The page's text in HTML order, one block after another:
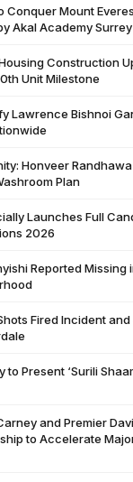
Conquer Mount
Akal Academy Surrey
Construction
Unit Milestone
Lawrence Bishnoi
Honveer
Plan
Launches Full
2026
Reported Missing
Fired Incident
to Present ‘Surili
and Premier
to Accelerate